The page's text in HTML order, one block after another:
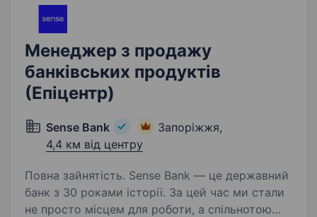
Менеджер з продажу
банківських продуктів
(Епіцентр)
Sense Bank
Запоріжжя,
4,4 км від центру
Повна зайнятість. Sense Bank — це державний
банк з 30 роками історії. За цей час ми стали
не просто місцем для роботи, а спільнотою